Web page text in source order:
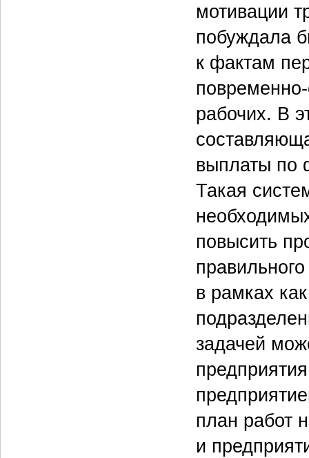
мотивации
побуждала
к фактам
рабочих. В
выплаты по
Такая
повысить
в рамках
задачей
план работ
и